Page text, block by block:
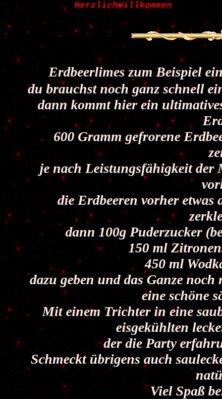
HerzlichWillkommen
Erdbeerlimes zum Beispiel
du brauchst noch ganz schnell
dann kommt hier ein
600 Gramm gefrorene
je nach Leistungsfähigkeit der
die Erdbeeren vorher etwas
dann 100g Puderzucker
150 ml
450 ml
dazu geben und das Ganze
eine schöne
Mit einem Trichter in eine
eisgekühlten
der die Party
Schmeckt übrigens auch
Viel Spaß